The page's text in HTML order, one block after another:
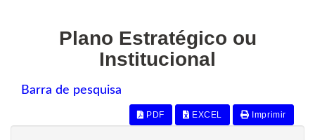
Plano Estratégico ou
Institucional
Barra de pesquisa
PDF EXCEL Imprimir